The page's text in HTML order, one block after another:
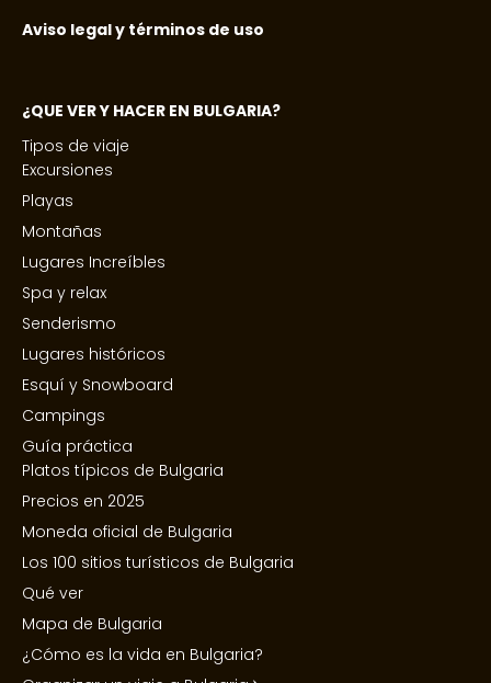
Aviso legal y términos de uso
¿QUE VER Y HACER EN BULGARIA?
Tipos de viaje
Excursiones
Playas
Montañas
Lugares Increíbles
Spa y relax
Senderismo
Lugares históricos
Esquí y Snowboard
Campings
Guía práctica
Platos típicos de Bulgaria
Precios en 2025
Moneda oficial de Bulgaria
Los 100 sitios turísticos de Bulgaria
Qué ver
Mapa de Bulgaria
¿Cómo es la vida en Bulgaria?